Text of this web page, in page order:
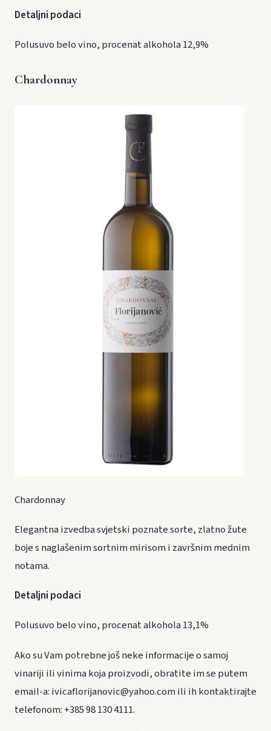
Detaljni podaci
Polusuvo belo vino, procenat alkohola 12,9%
Chardonnay
Chardonnay
Elegantna izvedba svjetski poznate sorte, zlatno žute
boje s naglašenim sortnim mirisom i završnim mednim
notama.
Detaljni podaci
Polusuvo belo vino, procenat alkohola 13,1%
Ako su Vam potrebne još neke informacije o samoj
vinariji ili vinima koja proizvodi, obratite im se putem
email-a: ivicaflorijanovic@yahoo.com ili ih kontaktirajte
telefonom: +385 98 130 4111.